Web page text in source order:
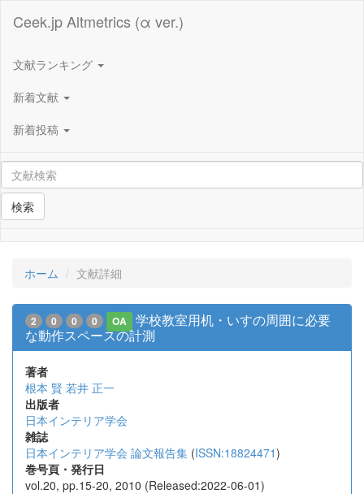
Ceek.jp Altmetrics (α ver.)
文献ランキング
新着文献
新着投稿
検索
ホーム 文献詳細
2 0 0 0 OA
学校教室用机・いすの周囲に必要
な動作スペースの計測
著者
根本 賢 若井 正一
出版者
日本インテリア学会
雑誌
日本インテリア学会 論文報告集 (ISSN:18824471)
巻号頁・発行日
vol.20, pp.15-20, 2010 (Released:2022-06-01)